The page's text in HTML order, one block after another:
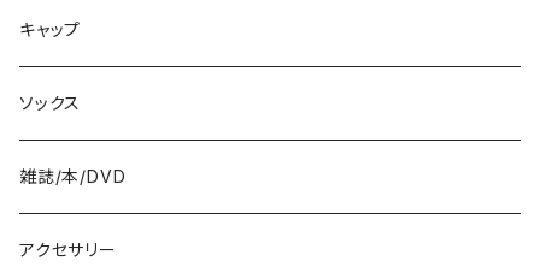
8.5インチ
8.6インチ
8.7インチ
9インチ
キャップ
ソックス
雑誌/本/DVD
アクセサリー